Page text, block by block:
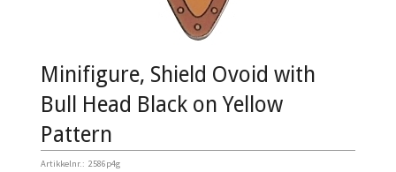
Minifigure, Shield Ovoid with
Bull Head Black on Yellow
Pattern
Artikkelnr.: 2586p4g